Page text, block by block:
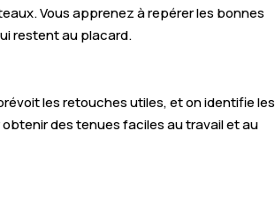
Vous apprenez à repérer les bonnes
restent au placard.
les retouches utiles, et on identifie les
des tenues faciles au travail et au